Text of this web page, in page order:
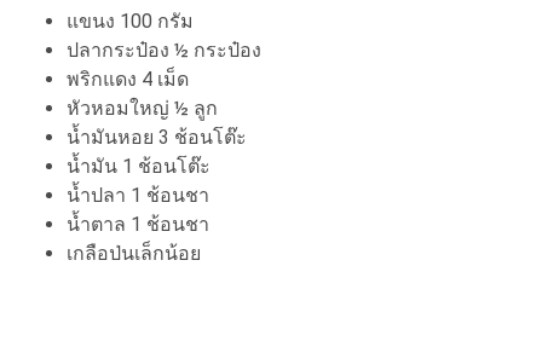
แขนง 100 กรัม
ปลากระป๋อง ½ กระป๋อง
พริกแดง 4 เม็ด
หัวหอมใหญ่ ½ ลูก
น้ำมันหอย 3 ช้อนโต๊ะ
น้ำมัน 1 ช้อนโต๊ะ
น้ำปลา 1 ช้อนชา
น้ำตาล 1 ช้อนชา
เกลือป่นเล็กน้อย